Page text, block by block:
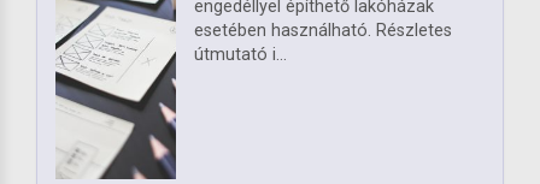
engedéllyel építhető lakóházak
esetében használható. Részletes
útmutató i...